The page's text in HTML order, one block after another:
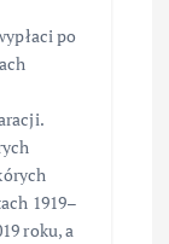
po
1919–
roku, a